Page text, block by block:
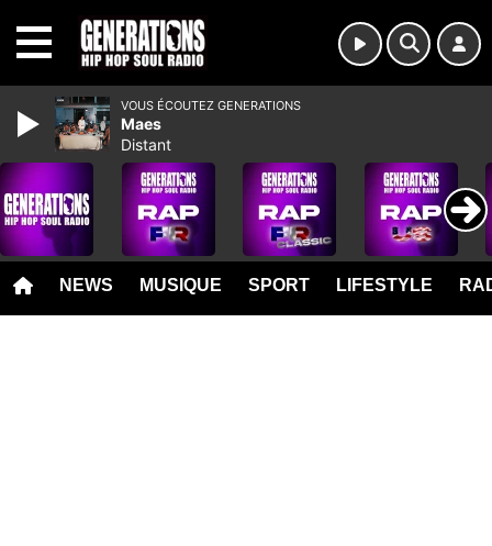
NEWS MUSIQUE SPORT LIFESTYLE
VOUS ÉCOUTEZ GENERATIONS
Maes
Distant